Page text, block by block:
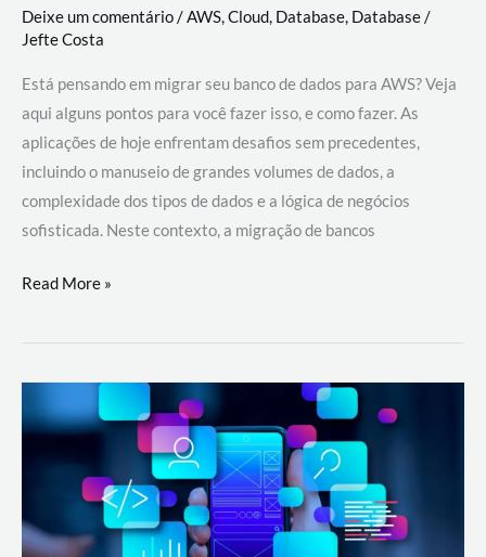
Deixe um comentário/AWS,Cloud, Database, Database/
Jefte Costa
Está pensando em migrar seu banco de dados para AWS? Veja
aqui alguns pontos para você fazer isso, e como fazer. As
aplicações de hoje enfrentam desafios sem precedentes,
incluindo o manuseio de grandes volumes de dados, a
complexidade dos tipos de dados e a lógica de negócios
sofisticada. Neste contexto, a migração de bancos
Por
migrar
de
a
AWS?
Read More »